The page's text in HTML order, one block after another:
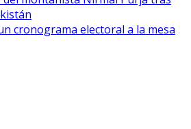
cronograma electoral a la mesa